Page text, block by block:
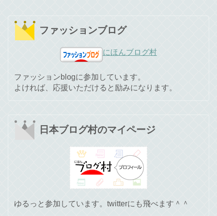
ファッションブログ
にほんブログ村
ファッションblogに参加しています。
よければ、応援いただけると励みになります。
日本ブログ村のマイページ
ゆるっと参加しています。twitterにも飛べます＾＾